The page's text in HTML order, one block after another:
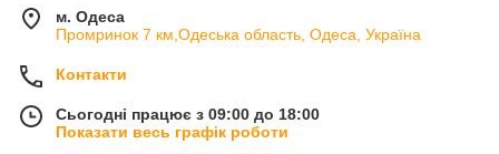
м. Одеса
Промринок 7 км,Одеська область, Одеса, Україна
Контакти
Сьогодні працює з 09:00 до 18:00
Показати весь графік роботи